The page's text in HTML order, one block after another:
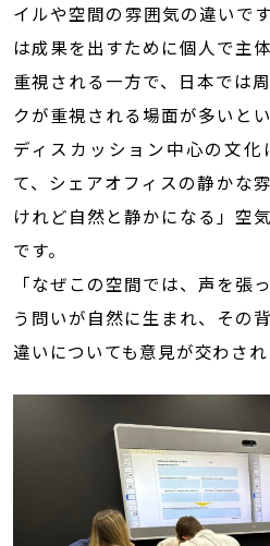
イルや空間の雰囲気の違いで
は成果を出すために個人で主
重視される一方で、日本では
クが重視される場面が多いと
ディスカッション中心の文
て、シェアオフィスの静かな
けれど自然と静かになる」空
です。
「なぜこの空間では、声を張
う問いが自然に生まれ、その
違いについても意見が交わされ